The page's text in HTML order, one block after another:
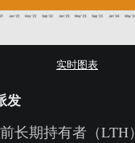
实时图表
发
长期持有者（LTH